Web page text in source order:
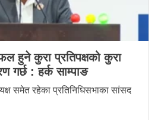
हुने कुरा प्रतिपक्षको कुरा
गर्छ : हर्क साम्पाङ
समेत रहेका प्रतिनिधिसभाका सांसद